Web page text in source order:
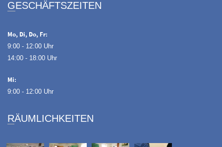
GESCHÄFTSZEITEN
Mo, Di, Do, Fr:
9:00 - 12:00 Uhr
14:00 - 18:00 Uhr
Mi:
9:00 - 12:00 Uhr
RÄUMLICHKEITEN